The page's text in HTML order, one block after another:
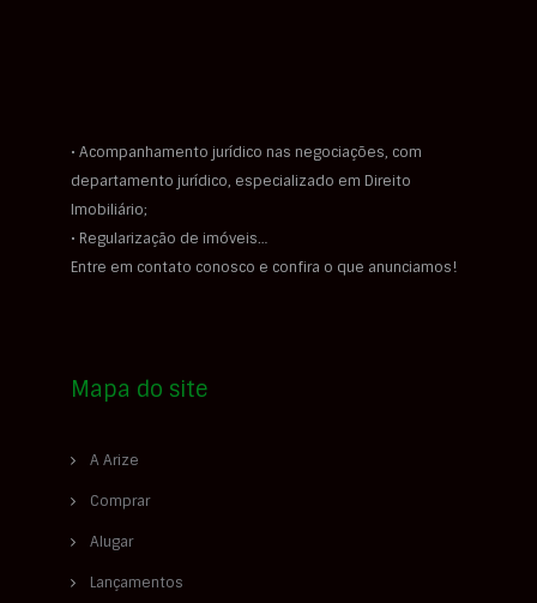
• Acompanhamento jurídico nas negociações, com
departamento jurídico, especializado em Direito
Imobiliário;
• Regularização de imóveis…
Entre em contato conosco e confira o que anunciamos!
Mapa do site
A Arize
Comprar
Alugar
Lançamentos